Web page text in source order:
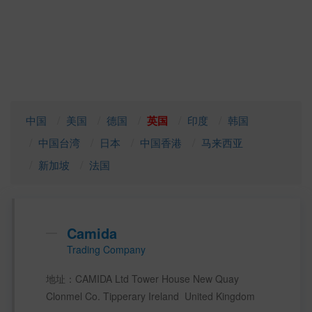
中国 美国 德国 英国 印度
韩国
中国台湾
日本 中国香港
马来西亚
新加坡
法国
Camida
Trading Company
地址：CAMIDA Ltd Tower House New Quay
Clonmel Co. Tipperary Ireland  United Kingdom